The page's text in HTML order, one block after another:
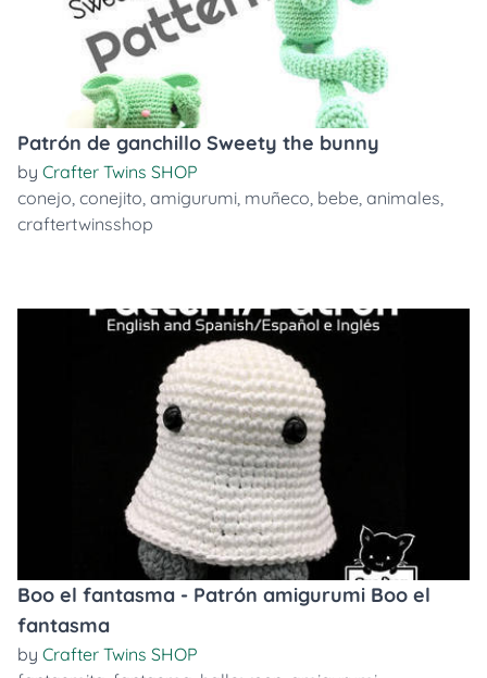
Patrón de ganchillo Sweety the bunny
by Crafter Twins SHOP
conejo, conejito, amigurumi, muñeco, bebe, animales,
craftertwinsshop
Boo el fantasma - Patrón amigurumi Boo el
fantasma
by Crafter Twins SHOP